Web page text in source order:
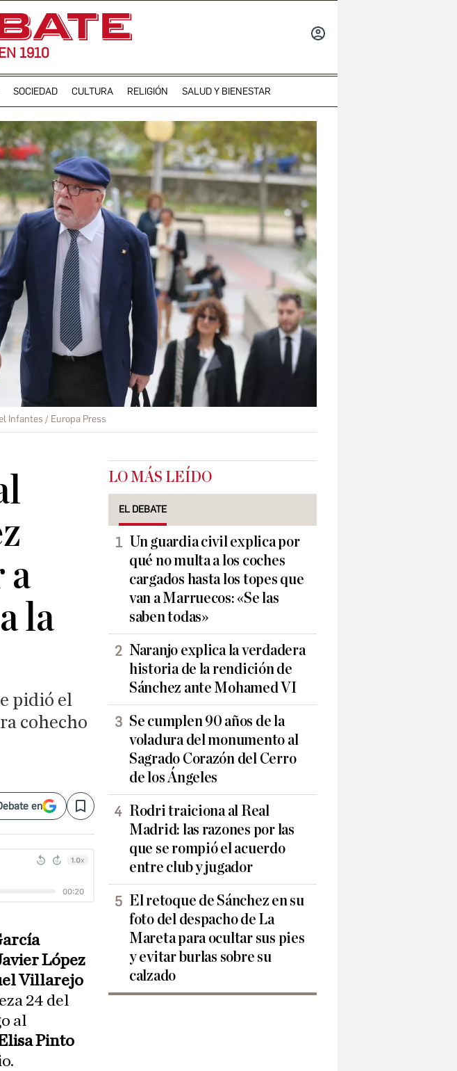
1910
SOCIEDAD CULTURA RELIGIÓN SALUD Y BIENESTAR
Infantes / Europa Press
a
la
pidió el
cohecho
en Save
López
Villarejo
24 del
al
Pinto
LO MÁS LEÍDO
EL DEBATE
Un guardia civil explica por
qué no multa a los coches
cargados hasta los topes que
van a Marruecos: «Se las
saben todas»
Naranjo explica la verdadera
historia de la rendición de
Sánchez ante Mohamed VI
Se cumplen 90 años de la
voladura del monumento al
Sagrado Corazón del Cerro
de los Ángeles
Rodri traiciona al Real
Madrid: las razones por las
que se rompió el acuerdo
entre club y jugador
El retoque de Sánchez en su
foto del despacho de La
Mareta para ocultar sus pies
y evitar burlas sobre su
calzado